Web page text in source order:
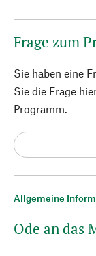
Allgemeine
Ode an das
Frage zum
Sie haben eine
Sie die Frage
Programm.